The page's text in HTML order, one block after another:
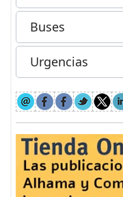
Buses
Urgencias